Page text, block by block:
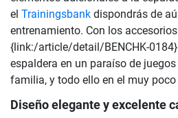
el Trainingsbank dispondrás de
entrenamiento. Con los
{link:/article/detail/BENCHK-
espaldera en un paraíso de
familia, y todo ello en el muy poco
Diseño elegante y excelente